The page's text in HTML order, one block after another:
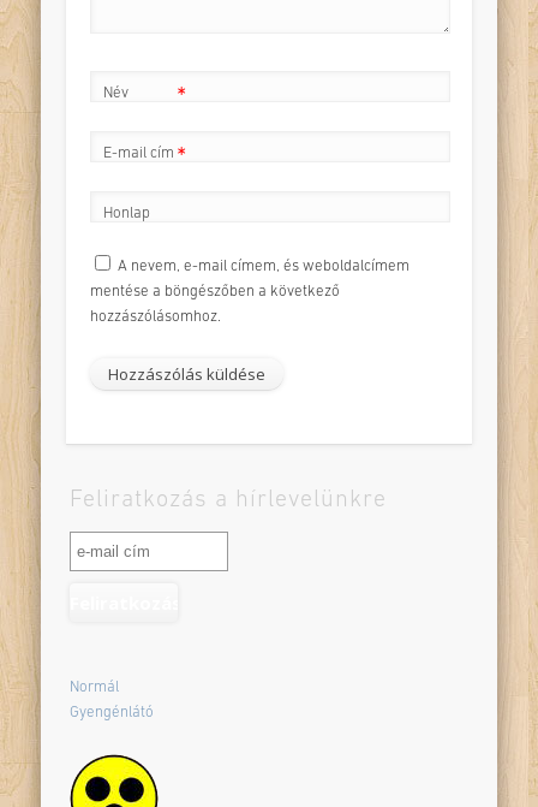
Név *
E-mail cím *
Honlap
A nevem, e-mail címem, és weboldalcímem
mentése a böngészőben a következő
hozzászólásomhoz.
Feliratkozás a hírlevelünkre
Normál
Gyengénlátó